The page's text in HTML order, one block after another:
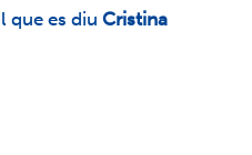
que es diu Cristina